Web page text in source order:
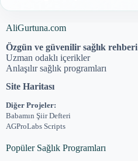
AliGurtuna.com
Özgün ve güvenilir sağlık rehberi
Uzman odaklı içerikler
Anlaşılır sağlık programları
Site Haritası
Diğer Projeler:
Babamın Şiir Defteri
AGProLabs Scripts
Popüler Sağlık Programları